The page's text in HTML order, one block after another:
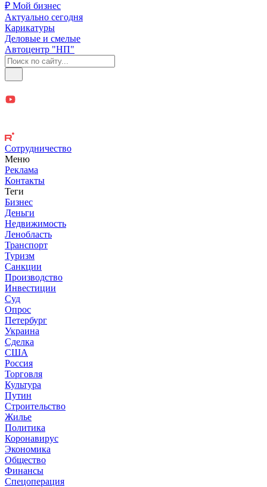
₽ Мой бизнес
Актуально сегодня
Карикатуры
Деловые и смелые
Автоцентр "НП"
Сотрудничество
Меню
Реклама
Контакты
Теги
Бизнес
Деньги
Недвижимость
Ленобласть
Транспорт
Туризм
Санкции
Производство
Инвестиции
Суд
Опрос
Петербург
Украина
Сделка
США
Россия
Торговля
Культура
Путин
Строительство
Жилье
Политика
Коронавирус
Экономика
Общество
Финансы
Спецоперация